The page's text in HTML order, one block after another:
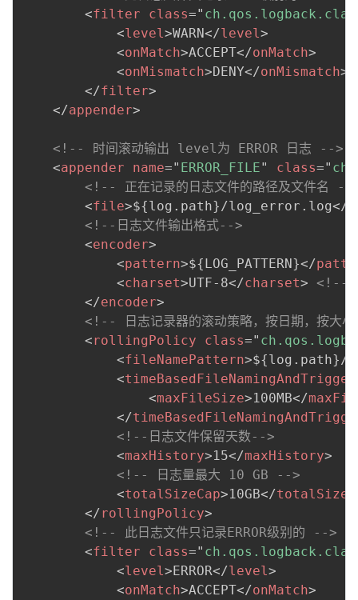
<filter class="
<level >WARN</level >
<onMatch>ACCEPT</onMatch>
<onMismatch>DENY</onMismatch>
</filter>
</appender>
<!-- 时间滚动输出 level为 ERROR 日志 -->
<appender name=" ERROR_FILE" class="
<!-- 正在记录的日志文件的路径及文件名 --
<file>${log.path}/log_error.log</
<!--日志文件输出格式-->
<encoder>
<pattern>${LOG_PATTERN}</
<charset>UTF-8</charset>
<!--
</encoder>
<!-- 日志记录器的滚动策略，按日期，按大
<rollingPolicy class="
<fileNamePattern>${log.path}/
<
<maxFileSize>100MB</
</
<!--日志文件保留天数-->
<maxHistory>15</maxHistory>
<!-- 日志量最大 10 GB -->
<totalSizeCap>10GB</
</rollingPolicy>
<!-- 此日志文件只记录ERROR级别的 -->
<filter class="
<level >ERROR</level >
<onMatch>ACCEPT</onMatch>